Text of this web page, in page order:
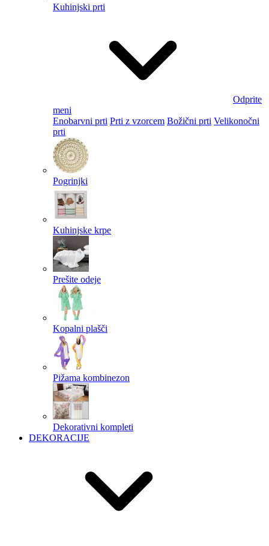
Kuhinjski prti
Odprite
meni
Enobarvni prti Prti z vzorcem Božični prti Velikonočni
prti​
Pogrinjki
Kuhinjske krpe
Prešite odeje
Kopalni plašči
Pižama kombinezon
Dekorativni kompleti
DEKORACIJE